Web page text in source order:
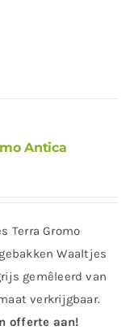
Antica
Terra Gromo
Waaltjes
gemêleerd van
verkrijgbaar.
offerte aan!